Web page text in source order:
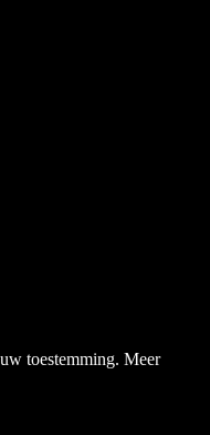
toestemming. Meer